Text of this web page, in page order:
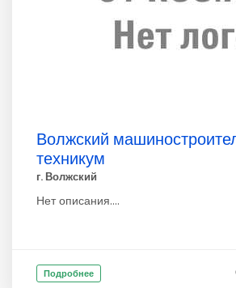
Волжский
техникум
г. Волжский
Нет описания....
Подробнее